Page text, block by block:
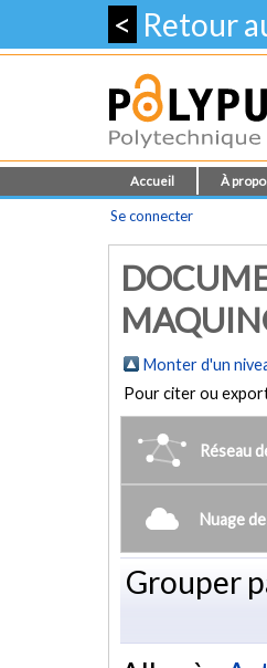
< Retour
Accueil À
Se connecter
Monter d'un
Pour citer ou
Réseau
Nuage
Grouper